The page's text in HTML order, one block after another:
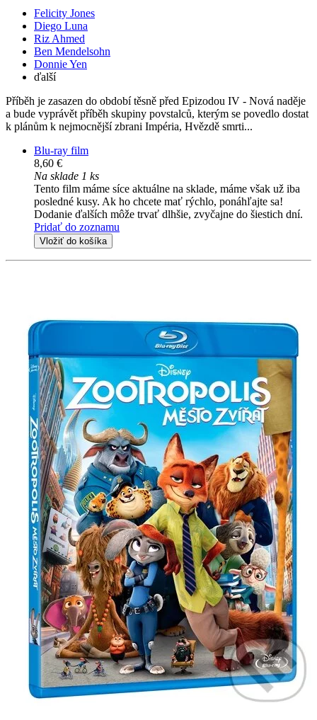
Felicity Jones
Diego Luna
Riz Ahmed
Ben Mendelsohn
Donnie Yen
ďalší
Příběh je zasazen do období těsně před Epizodou IV - Nová naděje
a bude vyprávět příběh skupiny povstalců, kterým se povedlo dostat
k plánům k nejmocnější zbrani Impéria, Hvězdě smrti...
Blu-ray film
8,60 €
Na sklade 1 ks
Tento film máme síce aktuálne na sklade, máme však už iba
posledné kusy. Ak ho chcete mať rýchlo, ponáhľajte sa!
Dodanie ďalších môže trvať dlhšie, zvyčajne do šiestich dní.
Pridať do zoznamu
Vložiť do košíka